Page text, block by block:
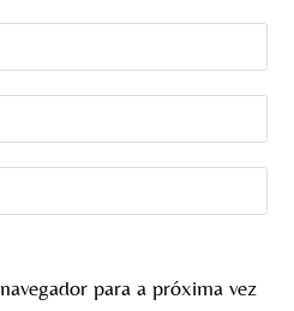
para a próxima vez